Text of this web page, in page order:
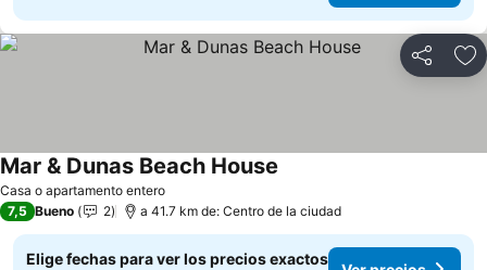
Compartir
Casa o apartamento entero
Mar & Dunas Beach House
7,5 Bueno 2 a 41.7 km de: Centro de la ciudad
Elige fechas para ver los precios exactos